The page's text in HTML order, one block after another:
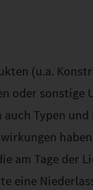
(u.a.
oder
Typen
am Tage
eine